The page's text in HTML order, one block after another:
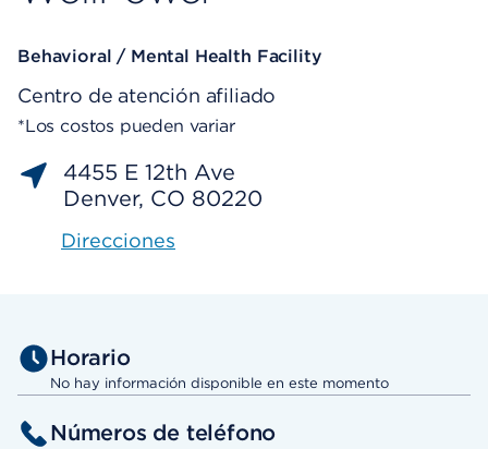
Behavioral / Mental Health Facility
Centro de atención afiliado
*Los costos pueden variar
4455 E 12th Ave
Denver, CO 80220
Direcciones
Horario
No hay información disponible en este momento
Números de teléfono